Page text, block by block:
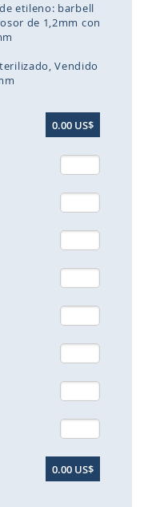
etileno: barbell
de 1,2mm con
Vendido
0.00 US$
0.00 US$